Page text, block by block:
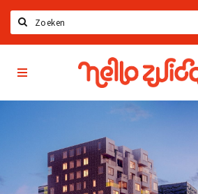
Home
Latest news
Zuidas Jobs
Offers & Deals
Hello
Zuidas
App